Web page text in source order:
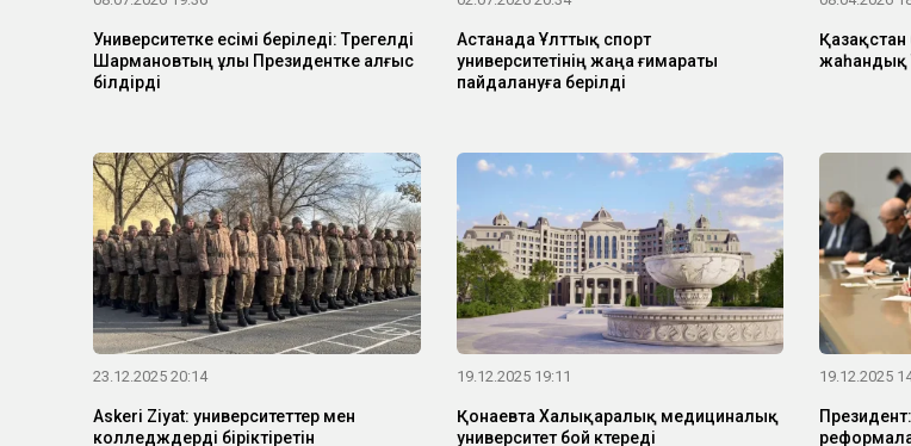
Университетке есімі беріледі: Төрегелді
Шармановтың ұлы Президентке алғыс
білдірді
Астанада Ұлттық спорт
университетінің жаңа ғимараты
пайдалануға берілді
Қазақстан
жаһандық
23.12.2025 20:14
Askeri Ziyat: университеттер мен
колледждерді біріктіретін
19.12.2025 19:11
Қонаевта Халықаралық медициналық
университет бой көтереді
19.12.2025